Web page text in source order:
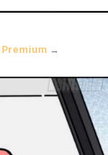
Premium →